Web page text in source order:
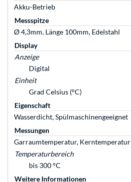
Akku-Betrieb
Messspitze
Ø 4,3mm, Länge 100mm, Edelstahl
Display
Anzeige
Digital
Einheit
Grad Celsius (°C)
Eigenschaft
Wasserdicht, Spülmaschinengeeignet
Messungen
Garraumtemperatur, Kerntemperatur
Temperaturbereich
bis 300 °C
Weitere Informationen